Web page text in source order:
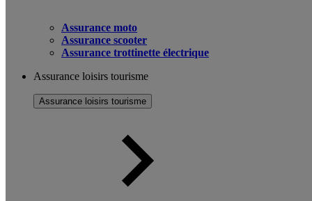
Assurance moto
Assurance scooter
Assurance trottinette électrique
Assurance loisirs tourisme
Assurance loisirs tourisme